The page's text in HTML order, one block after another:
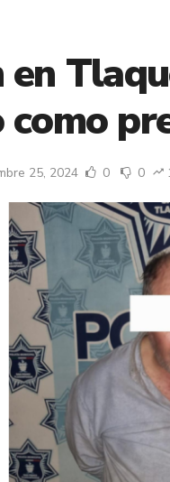
en
como
25, 2024 0 0